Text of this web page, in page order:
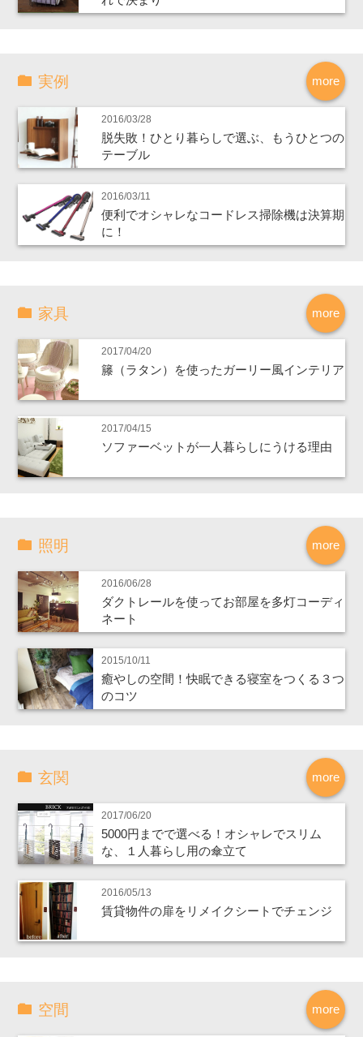
more
実例
2016/03/28
脱失敗！ひとり暮らしで選ぶ、もうひとつの
テーブル
2016/03/11
便利でオシャレなコードレス掃除機は決算期
に！
more
家具
2017/04/20
籐（ラタン）を使ったガーリー風インテリア
2017/04/15
ソファーベットが一人暮らしにうける理由
more
照明
2016/06/28
ダクトレールを使ってお部屋を多灯コーディ
ネート
2015/10/11
癒やしの空間！快眠できる寝室をつくる３つ
のコツ
more
玄関
2017/06/20
5000円までで選べる！オシャレでスリム
な、１人暮らし用の傘立て
2016/05/13
賃貸物件の扉をリメイクシートでチェンジ
more
空間